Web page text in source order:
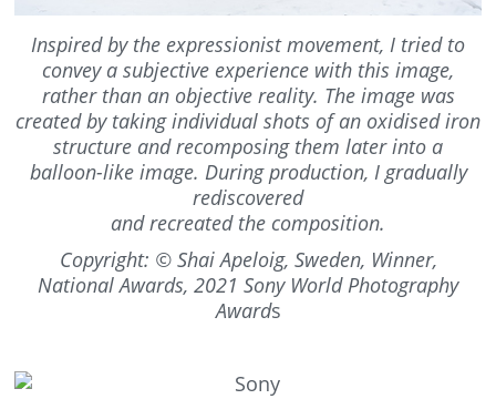
Inspired by the expressionist movement, I tried to
convey a subjective experience with this image,
rather than an objective reality. The image was
created by taking individual shots of an oxidised iron
structure and recomposing them later into a
balloon-like image. During production, I gradually
rediscovered
and recreated the composition.
Copyright: © Shai Apeloig, Sweden, Winner,
National Awards, 2021 Sony World Photography
Awards